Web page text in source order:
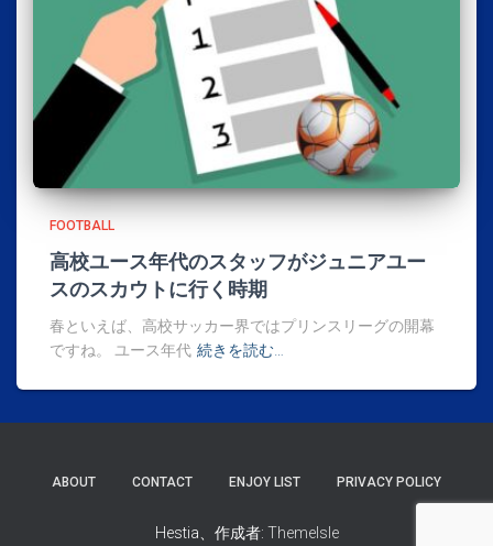
FOOTBALL
高校ユース年代のスタッフがジュニアユー
スのスカウトに行く時期
春といえば、高校サッカー界ではプリンスリーグの開幕
ですね。 ユース年代 続きを読む…
ABOUT CONTACT ENJOY LIST PRIVACY POLICY
Hestia、作成者: ThemeIsle